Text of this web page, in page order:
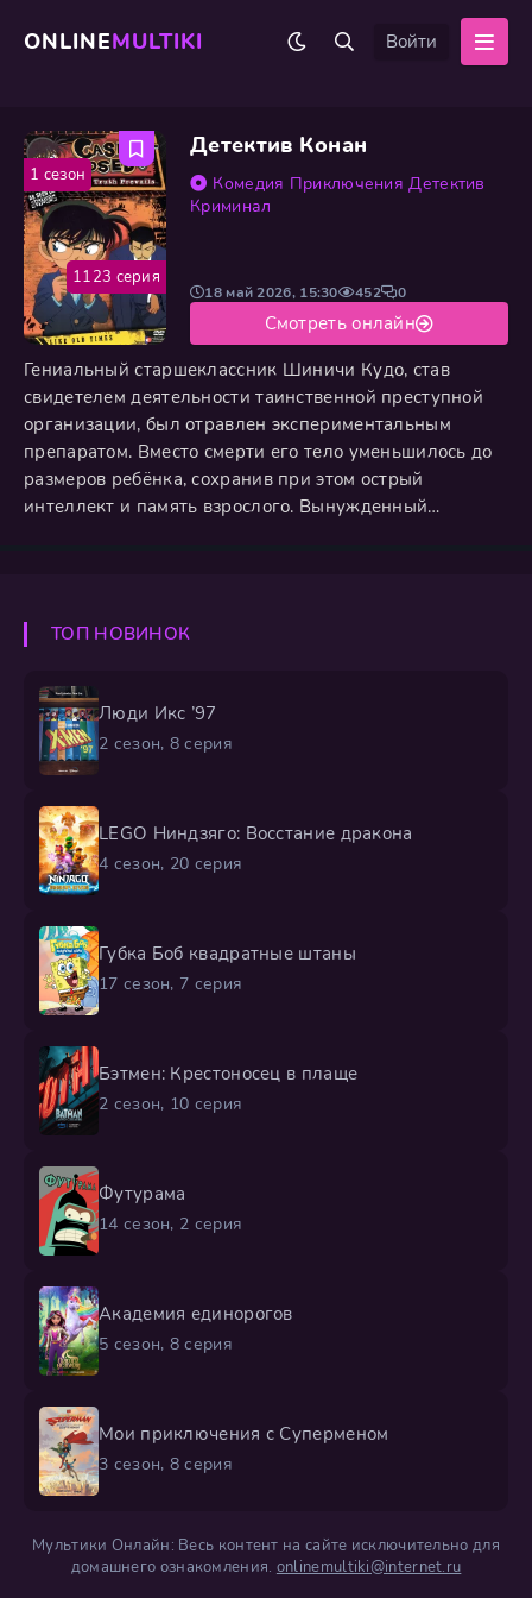
ONLINEMULTIKI Войти
Детектив Конан
Комедия Приключения Детектив
Криминал
Гениальный старшеклассник Шиничи Кудо, став
свидетелем деятельности таинственной преступной
организации, был отравлен экспериментальным
препаратом. Вместо смерти его тело уменьшилось до
размеров ребёнка, сохранив при этом острый
интеллект и память взрослого. Вынужденный
использует для расследований. Под маской
невзрачного первоклассника Конан применяет
18 май 2026, 15:30 452 0
Смотреть онлайн
1123 серия
1 сезон
ТОП НОВИНОК
Люди Икс ’97
2 сезон, 8 серия
LEGO Ниндзяго: Восстание дракона
4 сезон, 20 серия
Губка Боб квадратные штаны
17 сезон, 7 серия
Бэтмен: Крестоносец в плаще
2 сезон, 10 серия
Футурама
14 сезон, 2 серия
Академия единорогов
5 сезон, 8 серия
Мои приключения с Суперменом
3 сезон, 8 серия
Мультики Онлайн: Весь контент на сайте исключительно для
домашнего ознакомления. onlinemultiki@internet.ru